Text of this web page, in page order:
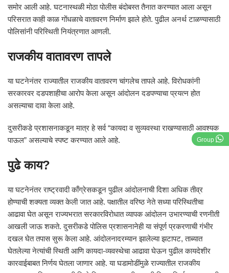
Group
समोर आली आहे. घटनास्थळी मोठा पोलीस बंदोबस्त तैनात करण्यात आला असून
परिसरात काही काळ गोंधळाचे वातावरण निर्माण झाले होते. पुढील अनर्थ टाळण्यासाठी
पोलिसांनी परिस्थिती नियंत्रणात आणली.
राजकीय वातावरण तापले
या घटनेनंतर राज्यातील राजकीय वातावरण चांगलेच तापले आहे. विरोधकांनी
सरकारवर दडपशाहीचा आरोप केला असून आंदोलन दडपण्याचा प्रयत्न होत
असल्याचा दावा केला आहे.
दुसरीकडे प्रशासनाकडून मात्र हे सर्व “कायदा व सुव्यवस्था राखण्यासाठी आवश्यक
पाऊल” असल्याचे स्पष्ट करण्यात आले आहे.
पुढे काय?
या घटनेनंतर राष्ट्रवादी काँग्रेसकडून पुढील आंदोलनाची दिशा अधिक तीव्र
होण्याची शक्यता व्यक्त केली जात आहे. पक्षातील वरिष्ठ नेते सध्या परिस्थितीचा
आढावा घेत असून राज्यभरात सरकारविरोधात व्यापक आंदोलन उभारण्याची रणनीती
आखली जाऊ शकते. दुसरीकडे पोलिस प्रशासनानेही या संपूर्ण प्रकरणाची गंभीर
दखल घेत तपास सुरू केला आहे. आंदोलनादरम्यान झालेल्या झटापट, ताब्यात
घेतलेल्या नेत्यांची स्थिती आणि कायदा-व्यवस्थेचा आढावा घेऊन पुढील कायदेशीर
कारवाईबाबत निर्णय घेतला जाणार आहे. या घडामोडींमुळे राज्यातील राजकीय